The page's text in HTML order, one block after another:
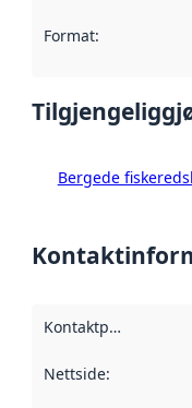
Format:
Bergede
Kontaktpunkt
Nettside: